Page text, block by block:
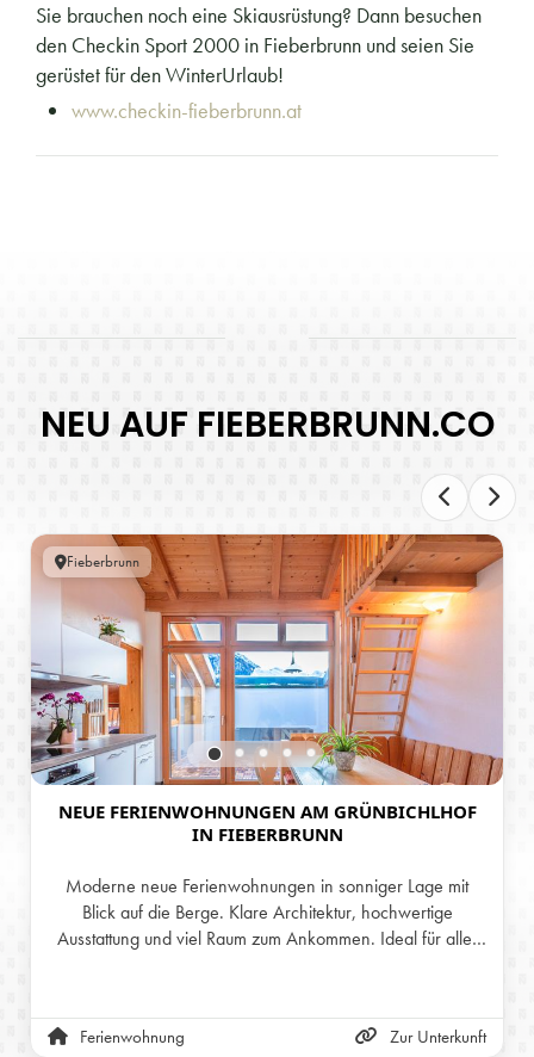
Sie brauchen noch eine Skiausrüstung? Dann besuchen
den Checkin Sport 2000 in Fieberbrunn und seien Sie
gerüstet für den WinterUrlaub!
www.checkin-fieberbrunn.at
NEU AUF FIEBERBRUNN.CO
Fieberbrunn
NEUE FERIENWOHNUNGEN AM GRÜNBICHLHOF
IN FIEBERBRUNN
Moderne neue Ferienwohnungen in sonniger Lage mit
Blick auf die Berge. Klare Architektur, hochwertige
Ausstattung und viel Raum zum Ankommen. Ideal für alle,
Ferienwohnung Zur Unterkunft